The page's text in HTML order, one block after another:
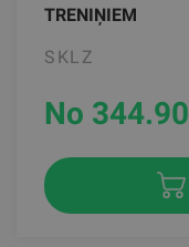
TRENIŅIEM
SKLZ
No 344.90